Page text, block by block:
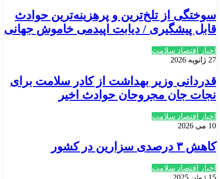
سوختگی از تلخ‌ترین و پرهزینه‌ترین حوادث
قابل پیشگیری / دیابت اپیدمی خاموش جهانی
اخبار اقتصاد سلامت
27 ژانویه 2026
قدردانی وزیر بهداشت از کادر سلامت برای
نجات جان مجروحان حوادث اخیر
اخبار اقتصاد سلامت
10 می 2026
کاهش ۳ درصدی سزارین در کشور
اخبار اقتصاد سلامت